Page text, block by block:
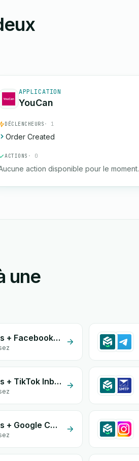
APPLICATION
YouCan
DÉCLENCHEURS · 1
Order Created
ACTIONS · 0
action disponible pour le moment.
une
Mes Colis Express + Facebook Conversion API (CAPI)
Mes Colis Express + TikTok Inbox
Mes Colis Express + Google Calendar